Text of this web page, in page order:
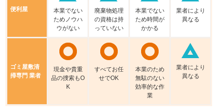
便利屋
本業でない
ためノウハ
ウがない
廃棄物処理
の資格は持
っていない
本業でない
ため時間が
かかる
業者により
異なる
ゴミ屋敷清
掃専門 業者
現⾦や貴重
品の捜索もO
K
すべてお任
せでOK
本業のため
無駄のない
効率的な作
業
業者により
異なる